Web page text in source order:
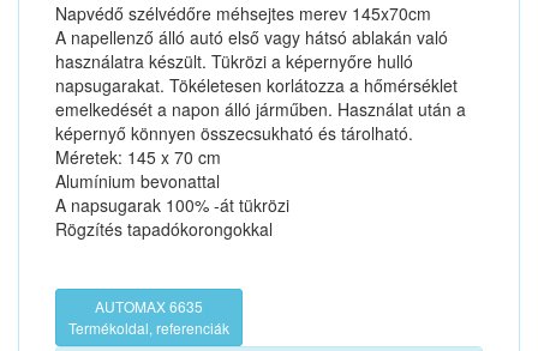
Napvédő szélvédőre méhsejtes merev 145x70cm
A napellenző álló autó első vagy hátsó ablakán való
használatra készült. Tükrözi a képernyőre hulló
napsugarakat. Tökéletesen korlátozza a hőmérséklet
emelkedését a napon álló járműben. Használat után a
képernyő könnyen összecsukható és tárolható.
Méretek: 145 x 70 cm
Alumínium bevonattal
A napsugarak 100% -át tükrözi
Rögzítés tapadókorongokkal
AUTOMAX 6635
Termékoldal, referenciák